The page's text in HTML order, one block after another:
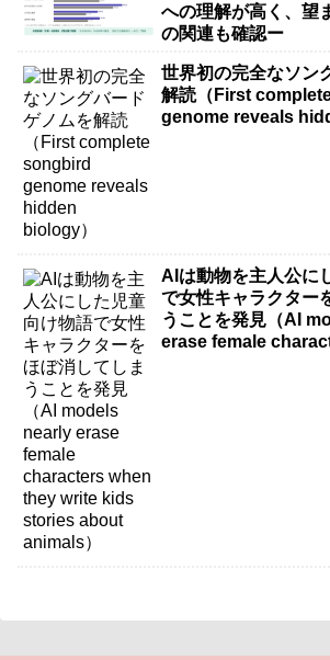
への理解が高く、望
の関連も確認ー
世界初の完全なソン
解読（First
genome reveals
AIは動物を主人公に
で女性キャラクター
うことを発見（AI
erase female